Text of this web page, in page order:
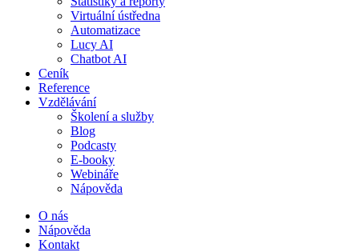
Virtuální ústředna
Automatizace
Lucy AI
Chatbot AI
Ceník
Reference
Vzdělávání
Školení a služby
Blog
Podcasty
E-booky
Webináře
Nápověda
O nás
Nápověda
Kontakt